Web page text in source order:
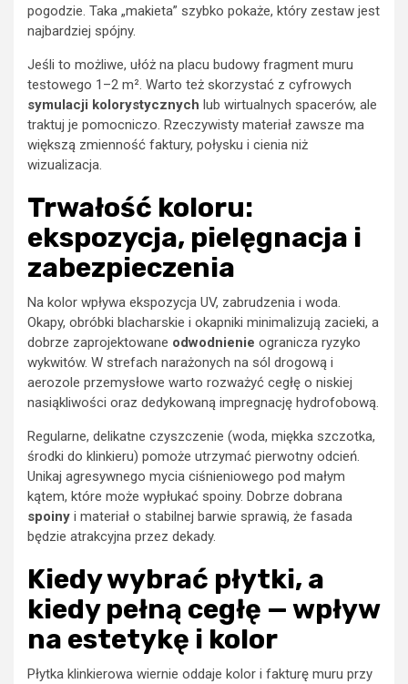
pogodzie. Taka „makieta” szybko pokaże, który zestaw jest
najbardziej spójny.
Jeśli to możliwe, ułóż na placu budowy fragment muru
testowego 1–2 m². Warto też skorzystać z cyfrowych
symulacji kolorystycznych lub wirtualnych spacerów, ale
traktuj je pomocniczo. Rzeczywisty materiał zawsze ma
większą zmienność faktury, połysku i cienia niż
wizualizacja.
Trwałość koloru:
ekspozycja, pielęgnacja i
zabezpieczenia
Na kolor wpływa ekspozycja UV, zabrudzenia i woda.
Okapy, obróbki blacharskie i okapniki minimalizują zacieki, a
dobrze zaprojektowane odwodnienie ogranicza ryzyko
wykwitów. W strefach narażonych na sól drogową i
aerozole przemysłowe warto rozważyć cegłę o niskiej
nasiąkliwości oraz dedykowaną impregnację hydrofobową.
Regularne, delikatne czyszczenie (woda, miękka szczotka,
środki do klinkieru) pomoże utrzymać pierwotny odcień.
Unikaj agresywnego mycia ciśnieniowego pod małym
kątem, które może wypłukać spoiny. Dobrze dobrana
spoiny i materiał o stabilnej barwie sprawią, że fasada
będzie atrakcyjna przez dekady.
Kiedy wybrać płytki, a
kiedy pełną cegłę — wpływ
na estetykę i kolor
Płytka klinkierowa wiernie oddaje kolor i fakturę muru przy